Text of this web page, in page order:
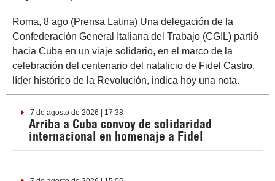
Roma, 8 ago (Prensa Latina) Una delegación de la
Confederación General Italiana del Trabajo (CGIL) partió
hacia Cuba en un viaje solidario, en el marco de la
celebración del centenario del natalicio de Fidel Castro,
líder histórico de la Revolución, indica hoy una nota.
7 de agosto de 2026 | 17:38
Arriba a Cuba convoy de solidaridad
internacional en homenaje a Fidel